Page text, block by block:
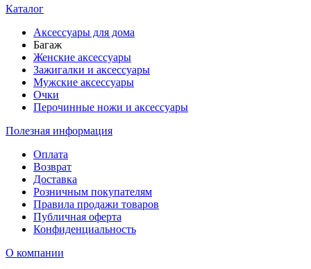
Каталог
Аксессуары для дома
Багаж
Женские аксессуары
Зажигалки и аксессуары
Мужские аксессуары
Очки
Перочинные ножи и аксессуары
Полезная информация
Оплата
Возврат
Доставка
Розничным покупателям
Правила продажи товаров
Публичная оферта
Конфиденциальность
О компании